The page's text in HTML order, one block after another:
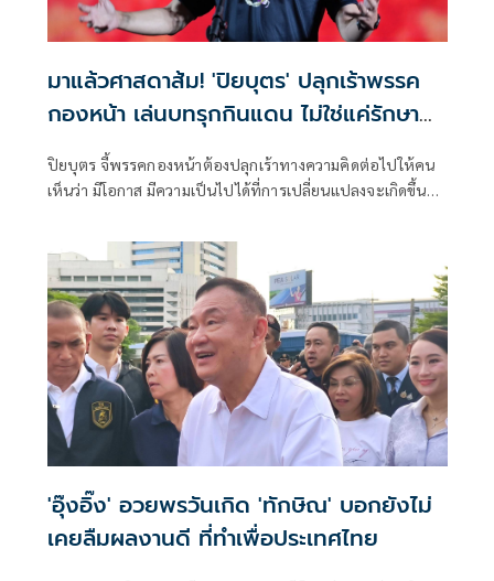
มาแล้วศาสดาส้ม! 'ปิยบุตร' ปลุกเร้าพรรค
กองหน้า เล่นบทรุกกินแดน ไม่ใช่แค่รักษา
ฐานที่มั่น
ปิยบุตร จี้พรรคกองหน้าต้องปลุกเร้าทางความคิดต่อไปให้คน
เห็นว่า มีโอกาส มีความเป็นไปได้ที่การเปลี่ยนแปลงจะเกิดขึ้น
'อุ๊งอิ๊ง' อวยพรวันเกิด 'ทักษิณ' บอกยังไม่
เคยลืมผลงานดี ที่ทำเพื่อประเทศไทย